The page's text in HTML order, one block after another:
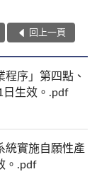
回上一頁
序」第四點、
日生效。.pdf
統實施自願性產
。.pdf